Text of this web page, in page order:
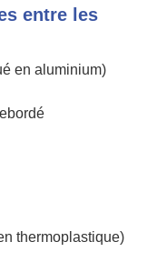
entre les
en aluminium)
thermoplastique)